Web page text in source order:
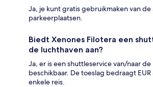
Ja, je kunt gratis gebruikmaken van de
parkeerplaatsen.
Biedt Xenones Filotera een
de luchthaven aan?
Ja, er is een shuttleservice van/naar
beschikbaar. De toeslag bedraagt
enkele reis.